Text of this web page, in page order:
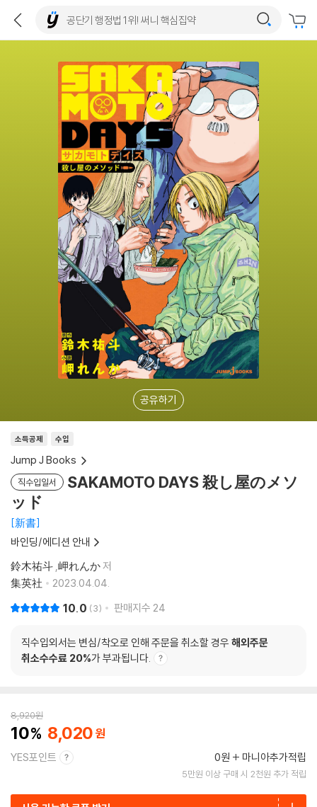
공유하기
소득공제 수입
Jump J Books
직수입일서
SAKAMOTO DAYS 殺し屋のメソ
ッド
新書
바인딩/에디션 안내
鈴木祐斗 ,岬れんか저
集英社
2023.04.04.
10.0 3 판매지수 24
직수입외서는 변심/착오로 인해 주문을 취소할 경우 해외주문
취소수수료 20%가 부과됩니다.
8,920원
10 8,020
YES포인트 0원 마니아추가적립
5만원 이상 구매 시 2천원 추가 적립